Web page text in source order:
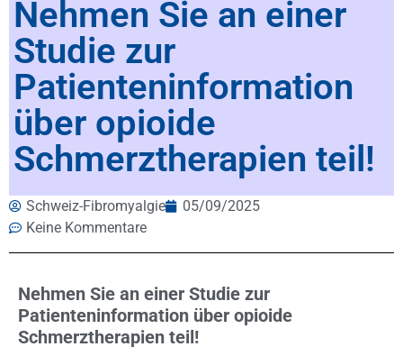
Nehmen Sie an einer
Studie zur
Patienteninformation
über opioide
Schmerztherapien teil!
Schweiz-Fibromyalgie
05/09/2025
Keine Kommentare
Nehmen Sie an einer Studie zur
Patienteninformation über opioide
Schmerztherapien teil!